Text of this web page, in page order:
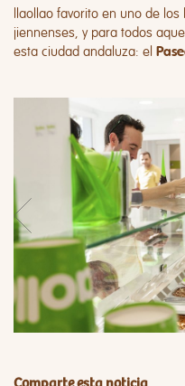
llaollao favorito en uno de
jiennenses, y para todos
esta ciudad andaluza: el